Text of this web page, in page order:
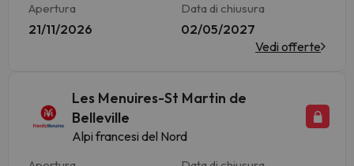
Apertura
21/11/2026
Data di chiusura
02/05/2027
Vedi offerte
Les Menuires-St Martin de
Belleville
Alpi francesi del Nord